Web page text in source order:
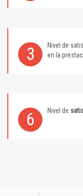
3 Nivel de
en la
6 Nivel de